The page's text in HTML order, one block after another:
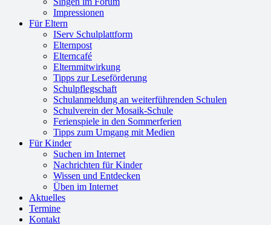
Impressionen
Für Eltern
IServ Schulplattform
Elternpost
Elterncafé
Elternmitwirkung
Tipps zur Leseförderung
Schulpflegschaft
Schulanmeldung an weiterführenden Schulen
Schulverein der Mosaik-Schule
Ferienspiele in den Sommerferien
Tipps zum Umgang mit Medien
Für Kinder
Suchen im Internet
Nachrichten für Kinder
Wissen und Entdecken
Üben im Internet
Aktuelles
Termine
Kontakt